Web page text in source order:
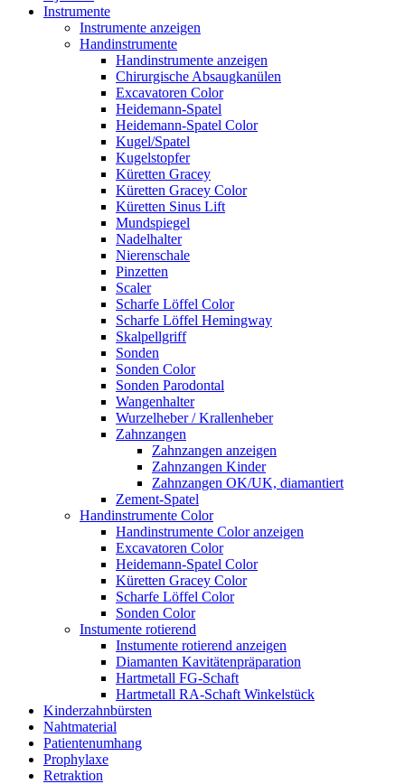
Instrumente
Instrumente anzeigen
Handinstrumente
Handinstrumente anzeigen
Chirurgische Absaugkanülen
Excavatoren Color
Heidemann-Spatel
Heidemann-Spatel Color
Kugel/Spatel
Kugelstopfer
Küretten Gracey
Küretten Gracey Color
Küretten Sinus Lift
Mundspiegel
Nadelhalter
Nierenschale
Pinzetten
Scaler
Scharfe Löffel Color
Scharfe Löffel Hemingway
Skalpellgriff
Sonden
Sonden Color
Sonden Parodontal
Wangenhalter
Wurzelheber / Krallenheber
Zahnzangen
Zahnzangen anzeigen
Zahnzangen Kinder
Zahnzangen OK/UK, diamantiert
Zement-Spatel
Handinstrumente Color
Handinstrumente Color anzeigen
Excavatoren Color
Heidemann-Spatel Color
Küretten Gracey Color
Scharfe Löffel Color
Sonden Color
Instumente rotierend
Instumente rotierend anzeigen
Diamanten Kavitätenpräparation
Hartmetall FG-Schaft
Hartmetall RA-Schaft Winkelstück
Kinderzahnbürsten
Nahtmaterial
Patientenumhang
Prophylaxe
Retraktion